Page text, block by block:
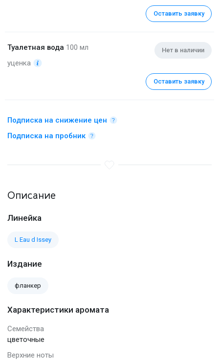
Оставить заявку
Туалетная вода 100 мл
уценка
Нет в наличии
Оставить заявку
Подписка на снижение цен
Подписка на пробник
Описание
Линейка
L Eau d Issey
Издание
фланкер
Характеристики аромата
Семейства
цветочные
Верхние ноты